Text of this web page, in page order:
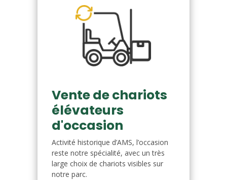
Vente de chariots
élévateurs
d'occasion
Activité historique d’AMS, l’occasion
reste notre spécialité, avec un très
large choix de chariots visibles sur
notre parc.